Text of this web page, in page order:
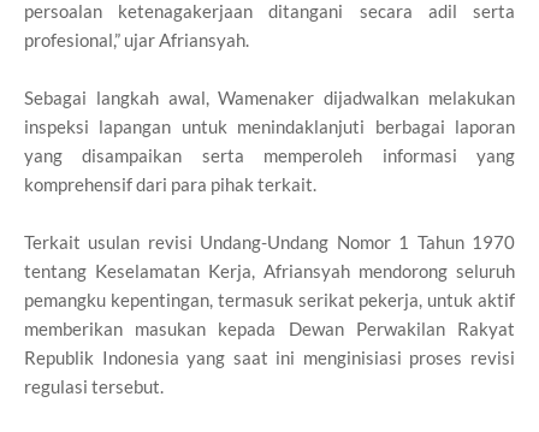
persoalan ketenagakerjaan ditangani secara adil serta
profesional,” ujar Afriansyah.
Sebagai langkah awal, Wamenaker dijadwalkan melakukan
inspeksi lapangan untuk menindaklanjuti berbagai laporan
yang disampaikan serta memperoleh informasi yang
komprehensif dari para pihak terkait.
Terkait usulan revisi Undang-Undang Nomor 1 Tahun 1970
tentang Keselamatan Kerja, Afriansyah mendorong seluruh
pemangku kepentingan, termasuk serikat pekerja, untuk aktif
memberikan masukan kepada Dewan Perwakilan Rakyat
Republik Indonesia yang saat ini menginisiasi proses revisi
regulasi tersebut.